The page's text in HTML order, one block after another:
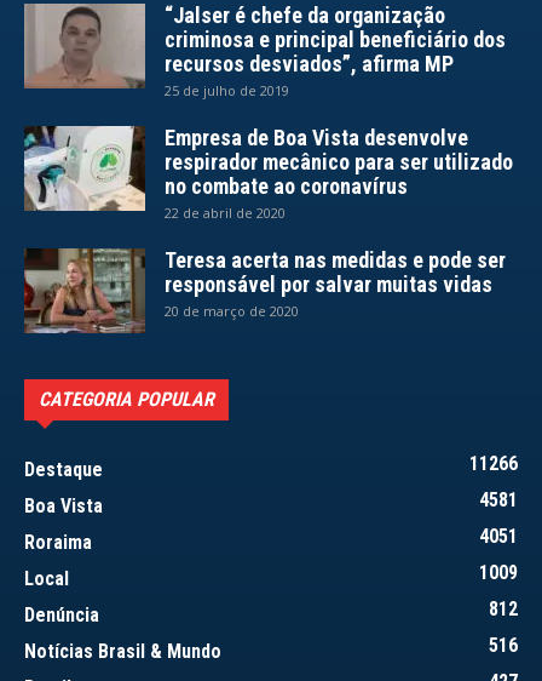
“Jalser é chefe da organização
criminosa e principal beneficiário dos
recursos desviados”, afirma MP
25 de julho de 2019
Empresa de Boa Vista desenvolve
respirador mecânico para ser utilizado
no combate ao coronavírus
22 de abril de 2020
Teresa acerta nas medidas e pode ser
responsável por salvar muitas vidas
20 de março de 2020
CATEGORIA POPULAR
Destaque
11266
Boa Vista
4581
Roraima
4051
Local
1009
Denúncia
812
Notícias Brasil & Mundo
516